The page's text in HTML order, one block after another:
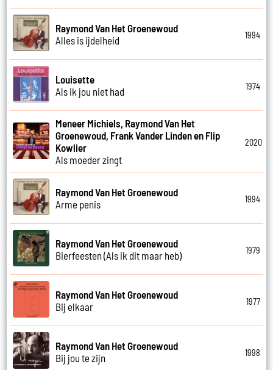
Raymond Van Het Groenewoud
Alles is ijdelheid
1994
Louisette
Als ik jou niet had
1974
Meneer Michiels, Raymond Van Het
Groenewoud, Frank Vander Linden en Flip
Kowlier
Als moeder zingt
2020
Raymond Van Het Groenewoud
Arme penis
1994
Raymond Van Het Groenewoud
Bierfeesten (Als ik dit maar heb)
1979
Raymond Van Het Groenewoud
Bij elkaar
1977
Raymond Van Het Groenewoud
Bij jou te zijn
1998